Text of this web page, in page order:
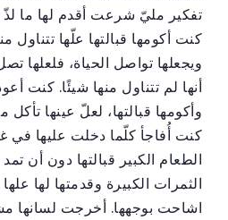
تفكير مليّ شرعت أقدم لها ما
كنت أكومها قبالتها علّها تتناول
ويجعلها تواصل الحياة، فلعلها
أنها لم تتناول منها شيئًا. كنت
وأكومها قبالتها، لعلّ عينها تأكل
كنت أُفاجأ كلّما دخلت عليها في
الطعام الكبير قبالتها دون أن
الثمرات الكبيرة وقدمتها لها علها
اشاحت بوجهها. أخرجت لسانها